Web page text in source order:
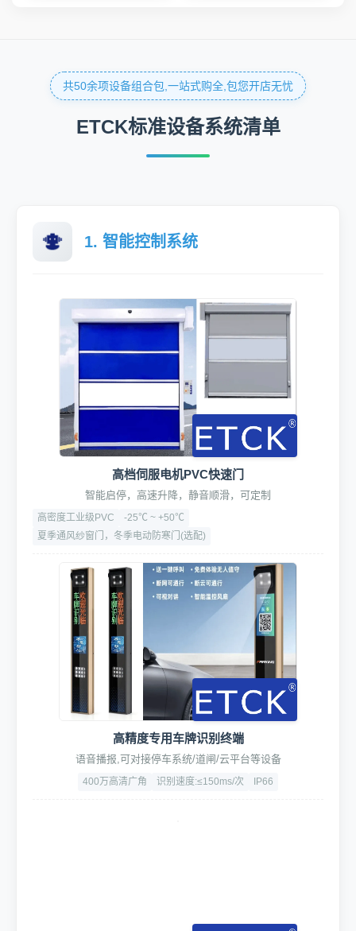
共50余项设备组合包,一站式购全,包您开店无忧
ETCK标准设备系统清单
1. 智能控制系统
高档伺服电机PVC快速门
智能启停，高速升降，静音顺滑，可定制
高密度工业级PVC
-25℃ ~ +50℃
夏季通风纱窗门，冬季电动防寒门(选配)
高精度专用车牌识别终端
语音播报,可对接停车系统/道闸/云平台等设备
400万高清广角 识别速度:≤150ms/次 IP66